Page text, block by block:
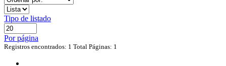
Tipo de listado
Por página
Registros encontrados: 1 Total Páginas: 1